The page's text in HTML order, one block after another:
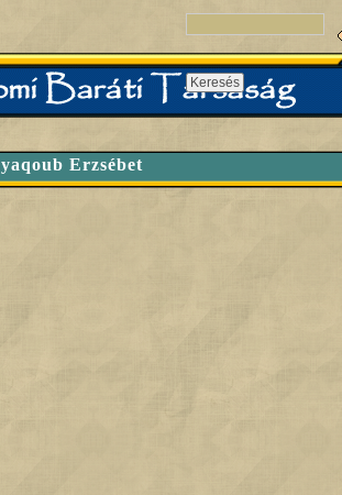
yaqoub Erzsébet